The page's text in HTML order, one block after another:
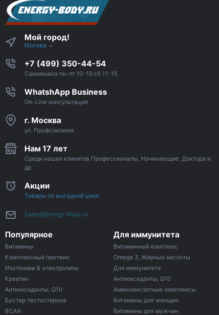
Мой город!
Москва
+7 (499) 350-44-54
Самовывоз пн-пт 10-19 сб 11-15
WhatshApp Business
On-Line консультация
г. Москва
ул. Профсоюзная
Нам 17 лет
Среди наших клиентов Профессионалы, Начинающие, Доктора и
др
Акции
Товары по выгодной цене
Sales@Energy-Body.ru
Популярное
Витамины
Комплексный протеин
Изотоники & электролиты
Креатин
Антиоксиданты, Q10
Бустер тестостерона
ВСАА
Для иммунитета
Витаминный комплекс
Omega 3, Жирные кислоты
Для иммунитета
Антиоксиданты, Q10
Аминокислотные комплексы
Витамины для женщин
Витамины для мужчин